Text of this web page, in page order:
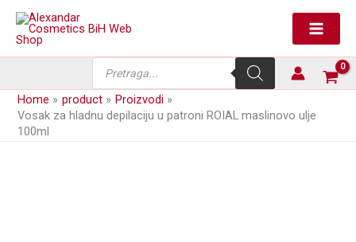
Skip
content
search
Home product
Proizvodi
Vosak za hladnu depilaciju u patroni ROIAL maslinovo ulje
100ml